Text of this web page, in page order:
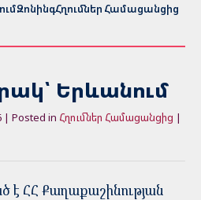
ԶոնինգՀղումներ Համացանցից
Երևանում
| Posted in Հղումներ Համացանցից |
է ՀՀ Քաղաքաշինության